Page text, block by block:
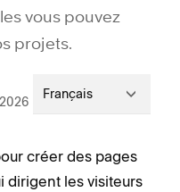
vous pouvez
projets.
Français
créer des pages
dirigent les visiteurs